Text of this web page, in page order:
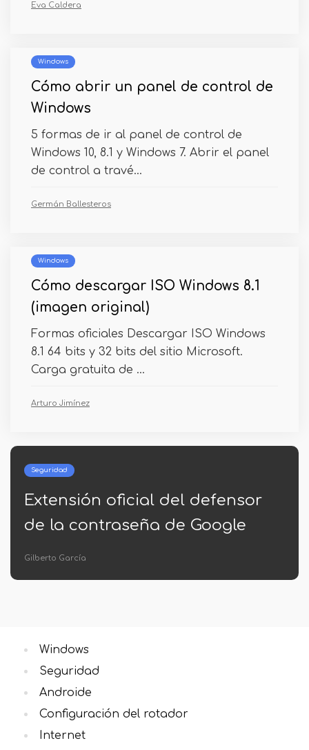
Eva Caldera
Windows
Cómo abrir un panel de control de
Windows
5 formas de ir al panel de control de
Windows 10, 8.1 y Windows 7. Abrir el panel
de control a travé...
Germán Ballesteros
Windows
Cómo descargar ISO Windows 8.1
(imagen original)
Formas oficiales Descargar ISO Windows
8.1 64 bits y 32 bits del sitio Microsoft.
Carga gratuita de ...
Arturo Jimínez
Cómo obtener una lista de
archivos en la carpeta de
Windows
Windows
Seguridad
Androide
Configuración del rotador
Internet